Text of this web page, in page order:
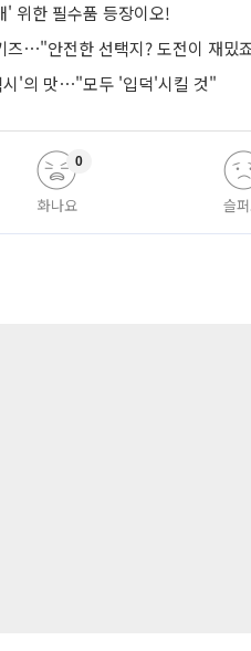
위한 필수품 등장이오!
즈⋯"안전한 선택지? 도전이 재밌
시'의 맛⋯"모두 '입덕'시킬 것"
화나요
0
슬